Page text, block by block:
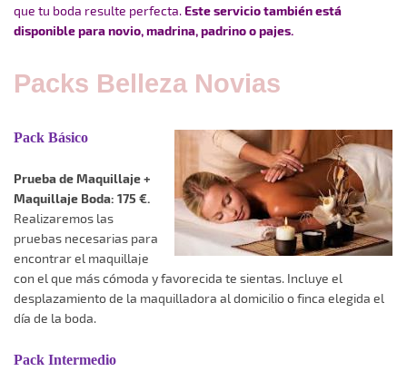
que tu boda resulte perfecta.Este servicio también está
disponible para novio, madrina, padrino o pajes.
Packs Belleza Novias
Pack Básico
Prueba de Maquillaje +
Maquillaje Boda: 175 €.
Realizaremos las
pruebas necesarias para
encontrar el maquillaje
con el que más cómoda y favorecida te sientas. Incluye el
desplazamiento de la maquilladora al domicilio o finca elegida el
día de la boda.
Pack Intermedio